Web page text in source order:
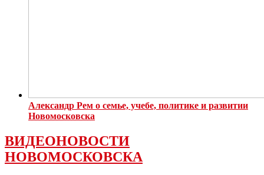
Александр Рем о семье, учебе, политике и развитии
Новомосковска
ВИДЕОНОВОСТИ
НОВОМОСКОВСКА